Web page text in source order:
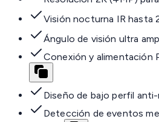
Visión nocturna IR hasta
Ángulo de visión ultra
Conexión y alimentación
Diseño de bajo perfil
Detección de eventos